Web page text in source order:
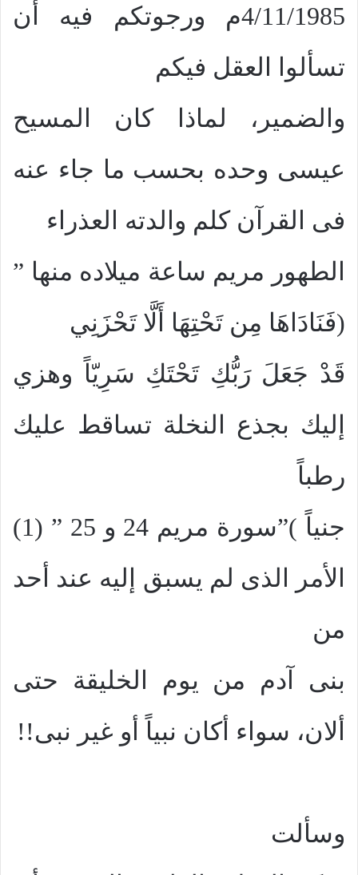
4/11/1985م ورجوتكم فيه أن
تسألوا العقل فيكم
والضمير، لماذا كان المسيح
عيسى وحده بحسب ما جاء عنه
فى القرآن كلم والدته العذراء
الطهور مريم ساعة ميلاده منها ”
(فَنَادَاهَا مِن تَحْتِهَا أَلَّا تَحْزَنِي
قَدْ جَعَلَ رَبُّكِ تَحْتَكِ سَرِيّاً وهزي
إليك بجذع النخلة تساقط عليك
رطباً
جنياً )”سورة مريم 24 و 25 ” (1)
الأمر الذى لم يسبق إليه عند أحد
من
بنى آدم من يوم الخليقة حتى
ألان، سواء أكان نبياً أو غير نبى!!
وسألت